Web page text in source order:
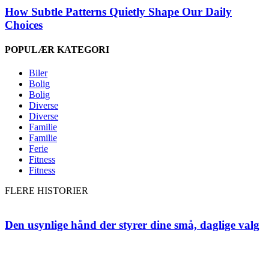
How Subtle Patterns Quietly Shape Our Daily
Choices
POPULÆR KATEGORI
Biler
Bolig
Bolig
Diverse
Diverse
Familie
Familie
Ferie
Fitness
Fitness
FLERE HISTORIER
Den usynlige hånd der styrer dine små, daglige valg